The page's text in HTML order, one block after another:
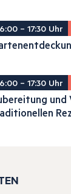
– 17:30 Uhr
– 17:30 Uhr
und